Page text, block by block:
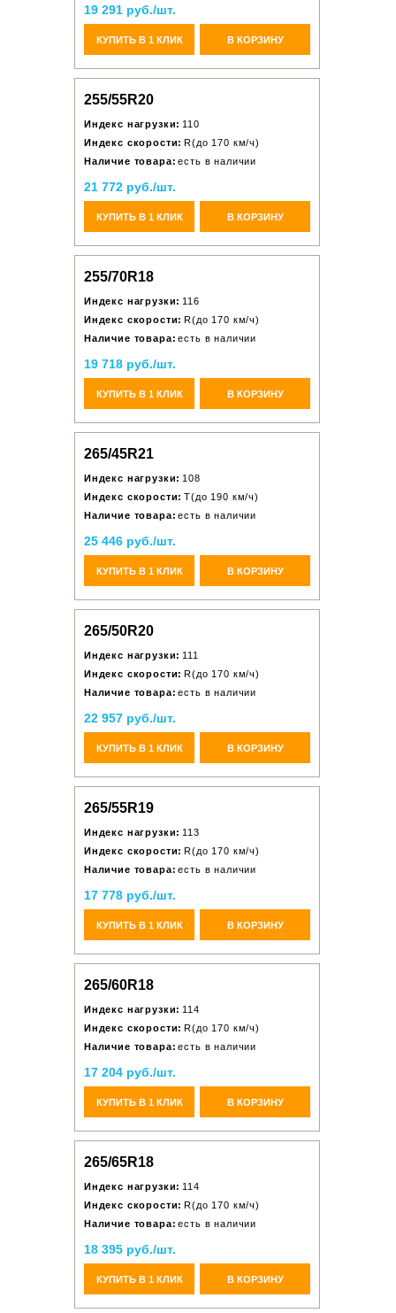
19 291 руб./шт.
КУПИТЬ В 1 КЛИК В КОРЗИНУ
255/55R20
Индекс нагрузки: 110
Индекс скорости: R(до 170 км/ч)
Наличие товара: есть в наличии
21 772 руб./шт.
КУПИТЬ В 1 КЛИК В КОРЗИНУ
255/70R18
Индекс нагрузки: 116
Индекс скорости: R(до 170 км/ч)
Наличие товара: есть в наличии
19 718 руб./шт.
КУПИТЬ В 1 КЛИК В КОРЗИНУ
265/45R21
Индекс нагрузки: 108
Индекс скорости: T(до 190 км/ч)
Наличие товара: есть в наличии
25 446 руб./шт.
КУПИТЬ В 1 КЛИК В КОРЗИНУ
265/50R20
Индекс нагрузки: 111
Индекс скорости: R(до 170 км/ч)
Наличие товара: есть в наличии
22 957 руб./шт.
КУПИТЬ В 1 КЛИК В КОРЗИНУ
265/55R19
Индекс нагрузки: 113
Индекс скорости: R(до 170 км/ч)
Наличие товара: есть в наличии
17 778 руб./шт.
КУПИТЬ В 1 КЛИК В КОРЗИНУ
265/60R18
Индекс нагрузки: 114
Индекс скорости: R(до 170 км/ч)
Наличие товара: есть в наличии
17 204 руб./шт.
КУПИТЬ В 1 КЛИК В КОРЗИНУ
265/65R18
Индекс нагрузки: 114
Индекс скорости: R(до 170 км/ч)
Наличие товара: есть в наличии
18 395 руб./шт.
КУПИТЬ В 1 КЛИК В КОРЗИНУ